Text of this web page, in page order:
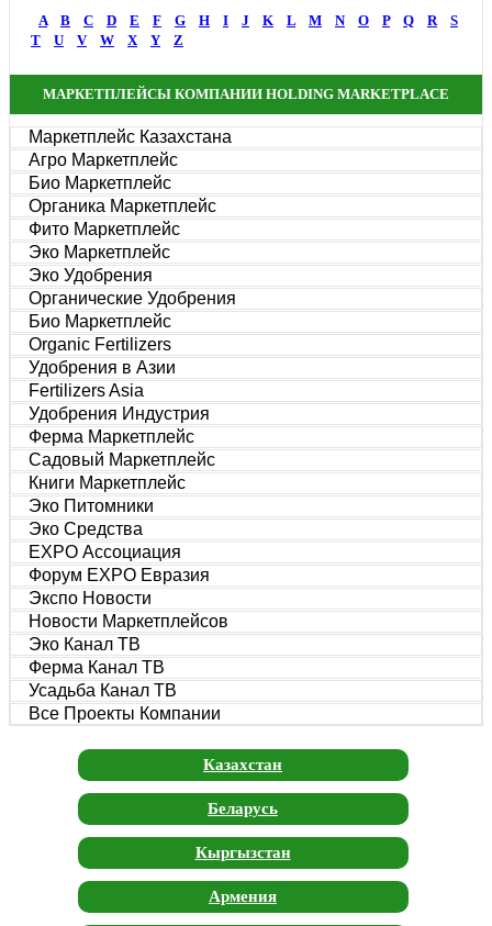
A B C D E F G H I J K L M N O P Q R
S
T
U V W X Y Z
МАРКЕТПЛЕЙСЫ КОМПАНИИ HOLDING MARKETPLACE
Маркетплейс Казахстана
Агро Маркетплейс
Био Маркетплейс
Органика Маркетплейс
Фито Маркетплейс
Эко Маркетплейс
Эко Удобрения
Органические Удобрения
Био Маркетплейс
Organic Fertilizers
Удобрения в Азии
Fertilizers Asia
Удобрения Индустрия
Ферма Маркетплейс
Садовый Маркетплейс
Книги Маркетплейс
Эко Питомники
Эко Средства
EXPO Ассоциация
Форум EXPO Евразия
Экспо Новости
Новости Маркетплейсов
Эко Канал ТВ
Ферма Канал ТВ
Усадьба Канал ТВ
Все Проекты Компании
Казахстан
Беларусь
Кыргызстан
Армения